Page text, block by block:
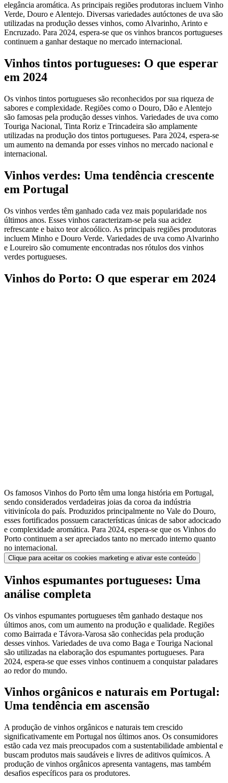
elegância aromática. As principais regiões produtoras incluem Vinho
Verde, Douro e Alentejo. Diversas variedades autóctones de uva são
utilizadas na produção desses vinhos, como Alvarinho, Arinto e
Encruzado. Para 2024, espera-se que os vinhos brancos portugueses
continuem a ganhar destaque no mercado internacional.
Vinhos tintos portugueses: O que esperar
em 2024
Os vinhos tintos portugueses são reconhecidos por sua riqueza de
sabores e complexidade. Regiões como o Douro, Dão e Alentejo
são famosas pela produção desses vinhos. Variedades de uva como
Touriga Nacional, Tinta Roriz e Trincadeira são amplamente
utilizadas na produção dos tintos portugueses. Para 2024, espera-se
um aumento na demanda por esses vinhos no mercado nacional e
internacional.
Vinhos verdes: Uma tendência crescente
em Portugal
Os vinhos verdes têm ganhado cada vez mais popularidade nos
últimos anos. Esses vinhos caracterizam-se pela sua acidez
refrescante e baixo teor alcoólico. As principais regiões produtoras
incluem Minho e Douro Verde. Variedades de uva como Alvarinho
e Loureiro são comumente encontradas nos rótulos dos vinhos
verdes portugueses.
Vinhos do Porto: O que esperar em 2024
Os famosos Vinhos do Porto têm uma longa história em Portugal,
sendo considerados verdadeiras joias da coroa da indústria
vitivinícola do país. Produzidos principalmente no Vale do Douro,
esses fortificados possuem características únicas de sabor adocicado
e complexidade aromática. Para 2024, espera-se que os Vinhos do
Porto continuem a ser apreciados tanto no mercado interno quanto
no internacional.
Clique para aceitar os cookies marketing e ativar este conteúdo
Vinhos espumantes portugueses: Uma
análise completa
Os vinhos espumantes portugueses têm ganhado destaque nos
últimos anos, com um aumento na produção e qualidade. Regiões
como Bairrada e Távora-Varosa são conhecidas pela produção
desses vinhos. Variedades de uva como Baga e Touriga Nacional
são utilizadas na elaboração dos espumantes portugueses. Para
2024, espera-se que esses vinhos continuem a conquistar paladares
ao redor do mundo.
Vinhos orgânicos e naturais em Portugal:
Uma tendência em ascensão
A produção de vinhos orgânicos e naturais tem crescido
significativamente em Portugal nos últimos anos. Os consumidores
estão cada vez mais preocupados com a sustentabilidade ambiental e
buscam produtos mais saudáveis ​​e livres de aditivos químicos. A
produção de vinhos orgânicos apresenta vantagens, mas também
desafios específicos para os produtores.